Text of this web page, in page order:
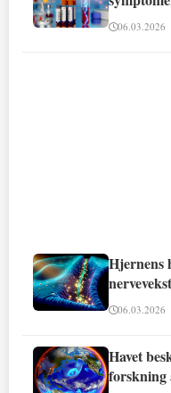
06.03.2026
Hjernens
06.03.2026
Havet
forskning